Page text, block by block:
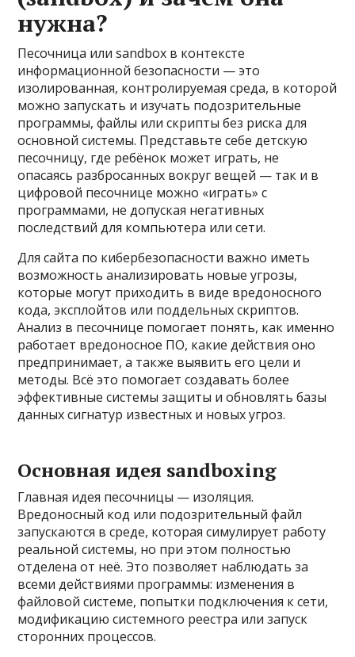
нужна?
Песочница или sandbox в контексте
информационной безопасности — это
изолированная, контролируемая среда, в которой
можно запускать и изучать подозрительные
программы, файлы или скрипты без риска для
основной системы. Представьте себе детскую
песочницу, где ребёнок может играть, не
опасаясь разбросанных вокруг вещей — так и в
цифровой песочнице можно «играть» с
программами, не допуская негативных
последствий для компьютера или сети.
Для сайта по кибербезопасности важно иметь
возможность анализировать новые угрозы,
которые могут приходить в виде вредоносного
кода, эксплойтов или поддельных скриптов.
Анализ в песочнице помогает понять, как именно
работает вредоносное ПО, какие действия оно
предпринимает, а также выявить его цели и
методы. Всё это помогает создавать более
эффективные системы защиты и обновлять базы
данных сигнатур известных и новых угроз.
Основная идея sandboxing
Главная идея песочницы — изоляция.
Вредоносный код или подозрительный файл
запускаются в среде, которая симулирует работу
реальной системы, но при этом полностью
отделена от неё. Это позволяет наблюдать за
всеми действиями программы: изменения в
файловой системе, попытки подключения к сети,
модификацию системного реестра или запуск
сторонних процессов.